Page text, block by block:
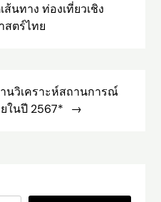
นทาง ท่องเที่ยวเชิง
สตร์ไทย
านวิเคราะห์สถานการณ์
ในปี 2567*